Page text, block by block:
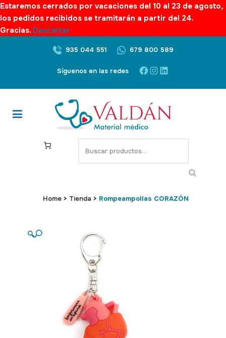
Estaremos cerrados por vacaciones del 10 al 23 de agosto,
los pedidos recibidos se tramitarán a partir del 24.
Gracias. Descartar
935 044 551 679 800 589
Síguenos en las redes Facebook
Instagram
LinkedIn
S
e
Home > Tienda > Rompeampollas CORAZÓN
🔍